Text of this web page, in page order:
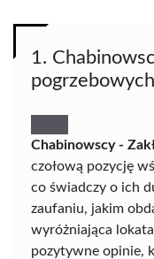
1.
pogrzebowych
Chabinowscy -
czołową pozycję
co świadczy o ich
zaufaniu, jakim
wyróżniająca
pozytywne opinie,